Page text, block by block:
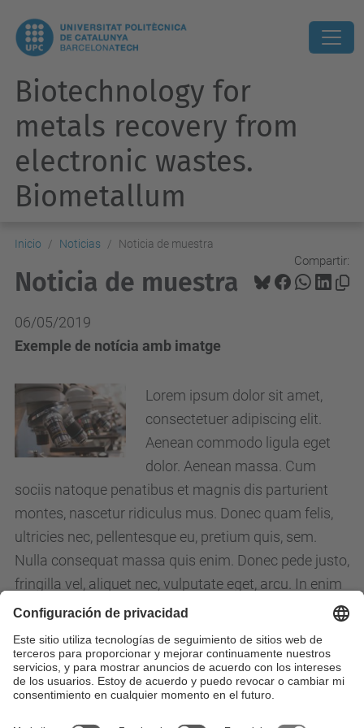
Biotechnology for
metals recovery from
electronic wastes.
Biometallum
Inicio Noticias Noticia de muestra
Compartir:
Noticia de muestra
06/05/2019
Exemple de notícia amb imatge
Lorem ipsum dolor sit amet,
consectetuer adipiscing elit.
Aenean commodo ligula eget
dolor. Aenean massa. Cum
sociis natoque penatibus et magnis dis parturient
montes, nascetur ridiculus mus. Donec quam felis,
ultricies nec, pellentesque eu, pretium quis, sem.
Nulla consequat massa quis enim. Donec pede justo,
fringilla vel, aliquet nec, vulputate eget, arcu. In enim
justo, rhoncus ut, imperdiet a, venenatis vitae, justo.
tincidunt. Cras dapibus.
Todas las notícias